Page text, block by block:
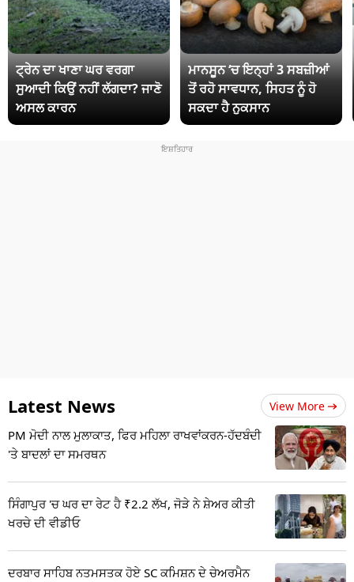
ਟ੍ਰੇਨ ਦਾ ਖਾਣਾ ਘਰ ਵਰਗਾ
ਸੁਆਦੀ ਕਿਉਂ ਨਹੀਂ ਲੱਗਦਾ? ਜਾਣੋ
ਅਸਲ ਕਾਰਨ
ਮਾਨਸੂਨ ‘ਚ ਇਨ੍ਹਾਂ 3 ਸਬਜ਼ੀਆਂ
ਤੋਂ ਰਹੋ ਸਾਵਧਾਨ, ਸਿਹਤ ਨੂੰ ਹੋ
ਸਕਦਾ ਹੈ ਨੁਕਸਾਨ
Latest News View More
PM ਮੋਦੀ ਨਾਲ ਮੁਲਾਕਾਤ, ਫਿਰ ਮਹਿਲਾ ਰਾਖਵਾਂਕਰਨ-ਹੱਦਬੰਦੀ
'ਤੇ ਬਾਦਲਾਂ ਦਾ ਸਮਰਥਨ
ਸਿੰਗਾਪੁਰ 'ਚ ਘਰ ਦਾ ਰੇਟ ਹੈ ₹2.2 ਲੱਖ, ਜੋੜੇ ਨੇ ਸ਼ੇਅਰ ਕੀਤੀ
ਖਰਚੇ ਦੀ ਵੀਡੀਓ
ਦਰਬਾਰ ਸਾਹਿਬ ਨਤਮਸਤਕ ਹੋਏ SC ਕਮਿਸ਼ਨ ਦੇ ਚੇਅਰਮੈਨ